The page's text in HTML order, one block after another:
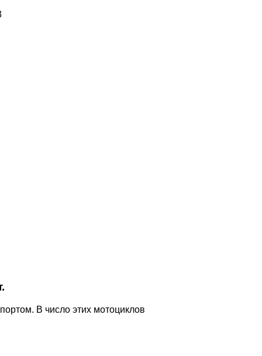
В число этих мотоциклов